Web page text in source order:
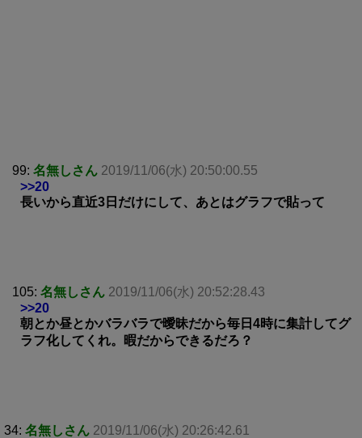
99: 名無しさん 2019/11/06(水) 20:50:00.55
>>20
長いから直近3日だけにして、あとはグラフで貼って
105: 名無しさん 2019/11/06(水) 20:52:28.43
>>20
朝とか昼とかバラバラで曖昧だから毎日4時に集計してグ
ラフ化してくれ。暇だからできるだろ？
34: 名無しさん 2019/11/06(水) 20:26:42.61